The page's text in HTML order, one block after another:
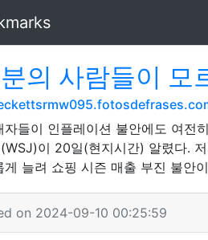
의 사람들이 모
자들이 인플레이션 불안에도 여전
이 20일(현지시간) 알렸다.
게 늘려 쇼핑 시즌 매출 부진 불안
on 2024-09-10 00:25:59